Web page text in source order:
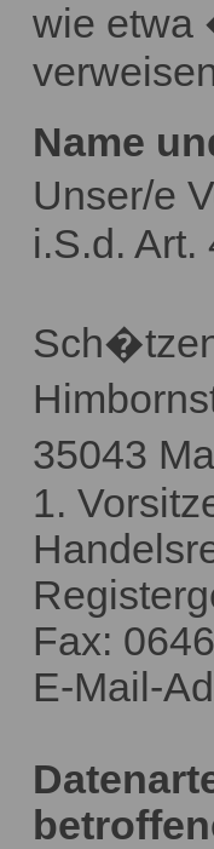
wie
Name
Unser/e
i.S.d. Art.
35043
1.
Fax:
E-Mail-